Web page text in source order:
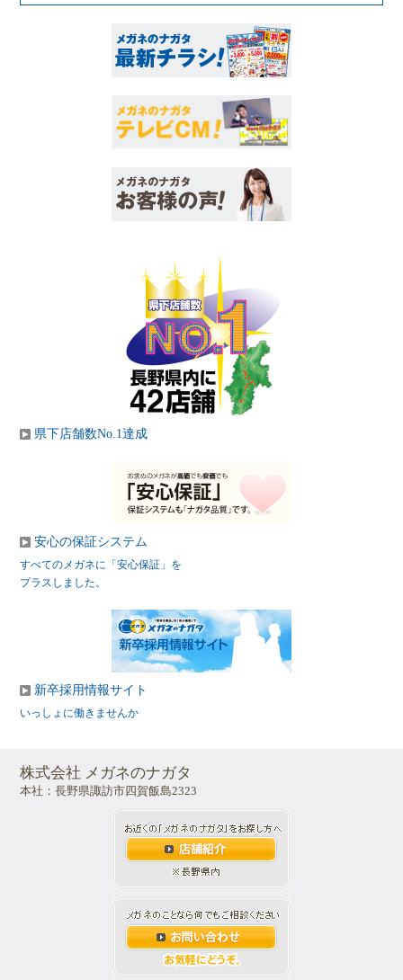
県下店舗数No.1達成
安心の保証システム
すべてのメガネに「安心保証」を
プラスしました。
新卒採用情報サイト
いっしょに働きませんか
株式会社 メガネのナガタ
本社：長野県諏訪市四賀飯島2323